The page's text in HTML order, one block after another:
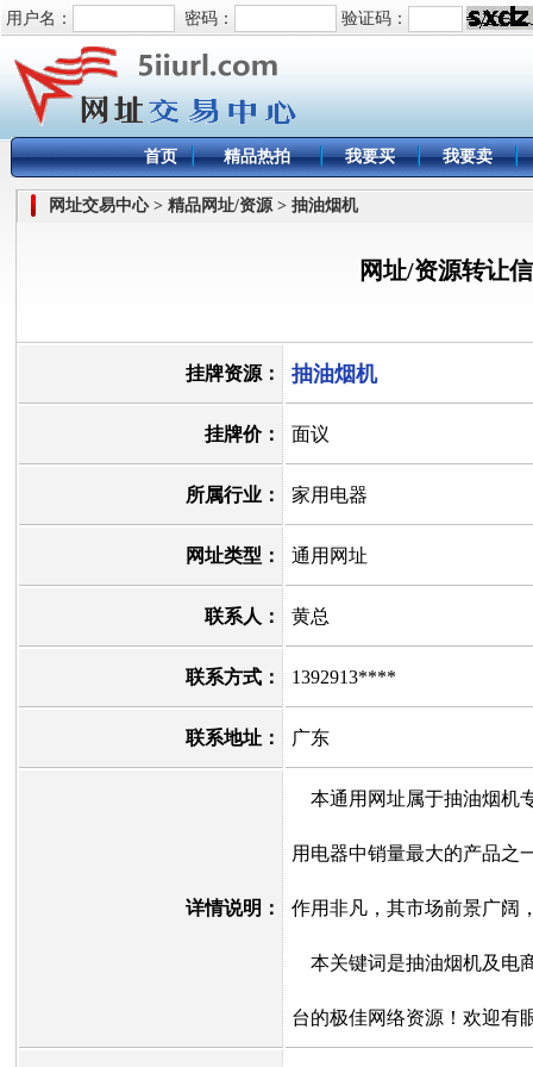
用户名： 密码： 验证码：
首页 精品热拍 我要买 我要卖
网址交易中心 > 精品网址/资源 > 抽油烟机
网址/资源转让
挂牌资源： 抽油烟机
挂牌价： 面议
所属行业： 家用电器
网址类型： 通用网址
联系人： 黄总
联系方式： 1392913****
联系地址： 广东
详情说明：
本通用网址属于抽油烟机
用电器中销量最大的产品之
作用非凡，其市场前景广阔
本关键词是抽油烟机及电
台的极佳网络资源！欢迎有